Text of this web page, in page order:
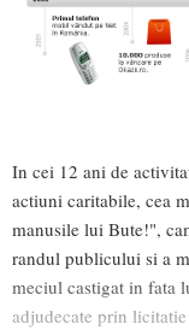
In cei 12 ani de
actiuni caritabile, cea
manusile lui Bute!",
randul publicului si a
meciul castigat in fata
adjudecate prin